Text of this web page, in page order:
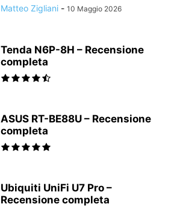
Matteo Zigliani - 10 Maggio 2026
Tenda N6P-8H – Recensione
completa
ASUS RT-BE88U – Recensione
completa
Ubiquiti UniFi U7 Pro –
Recensione completa